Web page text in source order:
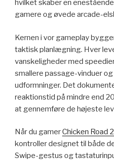
hvilket skaber en
gamere og øvede arcade-
Kernen i vor gameplay
taktisk planlægning. Hver
vanskeligheder med
smallere passage-vinduer
udformninger. Det
reaktionstid på mindre end
at gennemføre de højeste
Når du gamerChicken Road
kontroller designet til både
Swipe-gestus og